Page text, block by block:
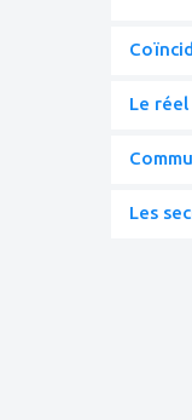
Le
Les